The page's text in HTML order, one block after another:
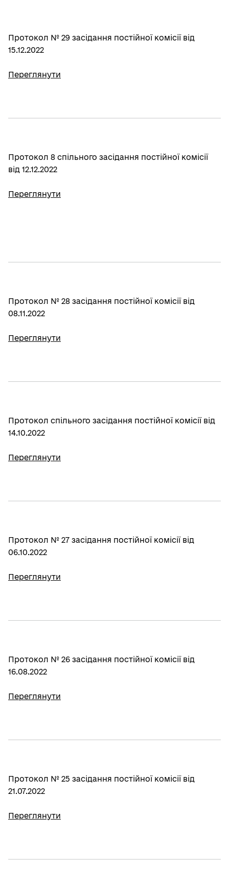
Протокол № 29 засідання постійної комісії від
15.12.2022
Переглянути
Протокол 8 спільного засідання постійної комісії
від 12.12.2022
Переглянути
Протокол № 28 засідання постійної комісії від
08.11.2022
Переглянути
Протокол спільного засідання постійної комісії від
14.10.2022
Переглянути
Протокол № 27 засідання постійної комісії від
06.10.2022
Переглянути
Протокол № 26 засідання постійної комісії від
16.08.2022
Переглянути
Протокол № 25 засідання постійної комісії від
21.07.2022
Переглянути